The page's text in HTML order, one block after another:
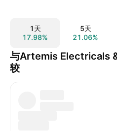
1天
17.98%
5天
21.06%
与Artemis Electricals
较